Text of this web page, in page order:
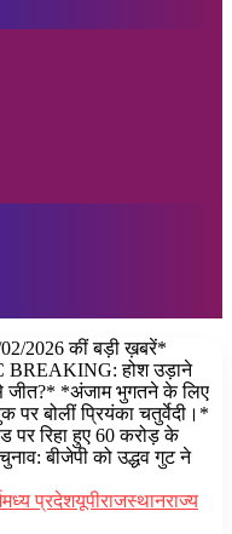
2026 कीं बड़ी ख़बरें*
होश उड़ाने
जीत?* *अंजाम भुगतने के लिए
पर बोलीं प्रियंका चतुर्वेदी।*
पर रिहा हुए 60 करोड़ के
बीजेपी को उद्धव गुट ने
मध्य प्रदेशयूपीराजस्थानराज्य